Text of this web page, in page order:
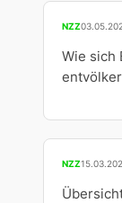
NZZ
Wie sich
NZZ